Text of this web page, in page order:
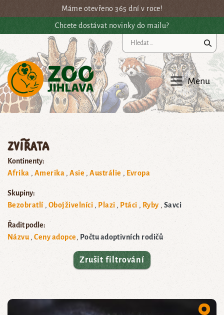
Přejít na hlavní obsahMáme otevřeno 365 dní v roce!
Chcete dostávat novinky do mailu?
Menu
Zvířata
Kontinenty:
Afrika
Amerika Asie Austrálie Evropa
Skupiny:
Bezobratlí
Obojživelníci Plazi Ptáci Ryby Savci
Řadit podle:
Názvu
Ceny adopce Počtu adoptivních rodičů
Zrušit filtrování